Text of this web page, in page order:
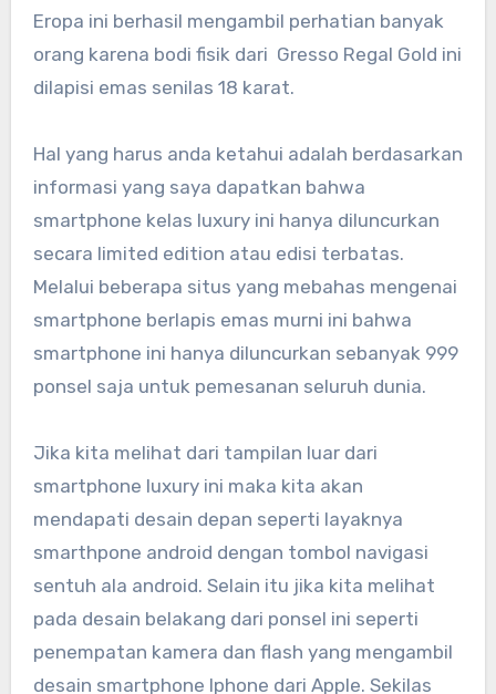
Eropa ini berhasil mengambil perhatian banyak
orang karena bodi fisik dari Gresso Regal Gold ini
dilapisi emas senilas 18 karat.
Hal yang harus anda ketahui adalah berdasarkan
informasi yang saya dapatkan bahwa
smartphone kelas luxury ini hanya diluncurkan
secara limited edition atau edisi terbatas.
Melalui beberapa situs yang mebahas mengenai
smartphone berlapis emas murni ini bahwa
smartphone ini hanya diluncurkan sebanyak 999
ponsel saja untuk pemesanan seluruh dunia.
Jika kita melihat dari tampilan luar dari
smartphone luxury ini maka kita akan
mendapati desain depan seperti layaknya
smarthpone android dengan tombol navigasi
sentuh ala android. Selain itu jika kita melihat
pada desain belakang dari ponsel ini seperti
penempatan kamera dan flash yang mengambil
desain smartphone Iphone dari Apple. Sekilas